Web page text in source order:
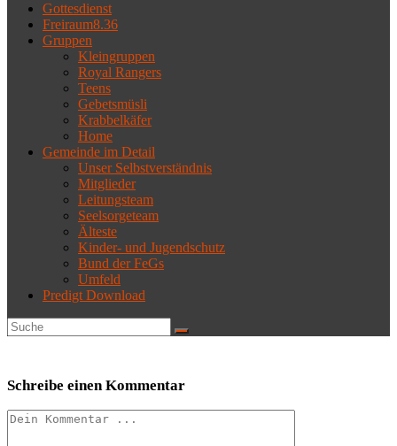
Gottesdienst
Freiraum8.36
Gruppen
Kleingruppen
Royal Rangers
Teens
Gebetsmüsli
Krabbelkäfer
Home
Gemeinde im Detail
Unser Selbstverständnis
Mitglieder
Leitungsteam
Seelsorgeteam
Älteste
Kinder- und Jugendschutz
Bund der FeGs
Umfeld
Predigt Download
Schreibe einen Kommentar
Kommentieren